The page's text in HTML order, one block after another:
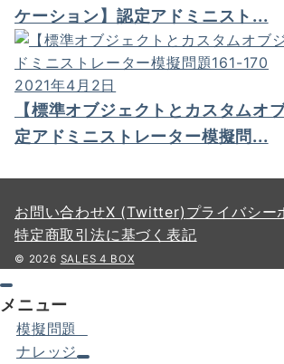
ケーション】認定アドミニスト...
2021年4月2日
【標準オブジェクトとカスタムオ
定アドミニストレーター模擬問...
お問い合わせX (Twitter) プライバシー
特定商取引法に基づく表記
© 2026 SALES 4 BOX
メニュー
模擬問題
ナレッジ